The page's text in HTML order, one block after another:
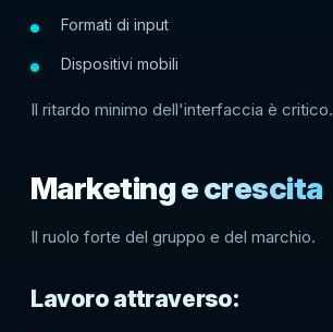
Formati di input
Dispositivi mobili
Il ritardo minimo dell'interfaccia è critico.
Marketing e crescita
Il ruolo forte del gruppo e del marchio.
Lavoro attraverso: